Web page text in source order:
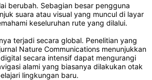
berubah. Sebagian besar pengguna
suara atau visual yang muncul di layar
keseluruhan rute yang dilalui.
terjadi secara global. Penelitian yang
Nature Communications menunjukkan
secara intensif dapat mengurangi
alami yang biasanya dilakukan otak
lingkungan baru.